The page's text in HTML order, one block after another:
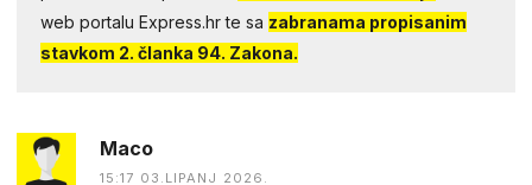
web portalu Express.hr te sa zabranama propisanim
stavkom 2. članka 94. Zakona.
Maco
15:17 03.LIPANJ 2026.